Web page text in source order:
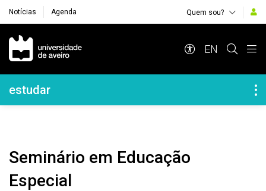
Notícias Agenda Quem sou?
Navegação Principal
EN
Navegação Lateral
estudar
Seminário em Educação
Especial